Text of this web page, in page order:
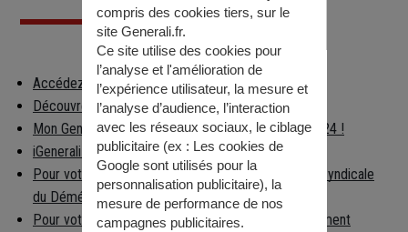
Accédez à votre espace client
Découvrez les applications Generali
Mon Generali : en relation avec votre assureur 24h/24 !
iGenerali : votre épargne dans votre poche !
Pour votre déménagement, consultez la Chambre Syndicale
du Déménagement
Pour votre déménagement, déclarez votre changement
compris des cookies tiers, sur le
site Generali.fr.
Ce site utilise des cookies pour
l’analyse et l'amélioration de
l’expérience utilisateur, la mesure et
l’analyse d’audience, l’interaction
avec les réseaux sociaux, le ciblage
publicitaire (ex : Les cookies de
Google sont utilisés pour la
personnalisation publicitaire), la
mesure de performance de nos
campagnes publicitaires.